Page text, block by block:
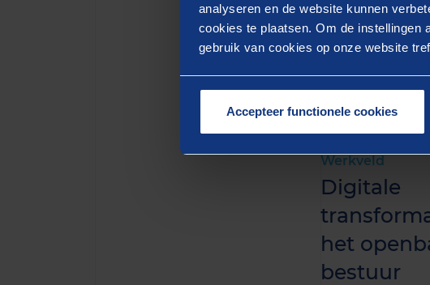
analyseren en de website kunnen
cookies te plaatsen. Om de instellingen
gebruik van cookies op onze website
Accepteer functionele cookies
GERELATEERD
Meer
Werkveld
Digitale
het
bestuur